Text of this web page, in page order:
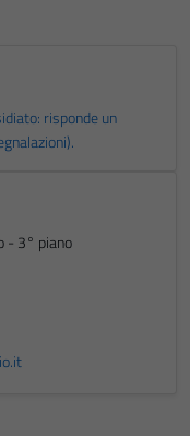
risponde un
- 3° piano